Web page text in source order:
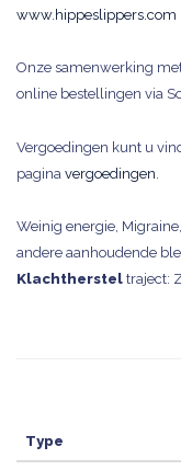
www.hippeslippers.com
Onze samenwerking
online bestellingen via
Vergoedingen kunt u
pagina vergoedingen.
Weinig energie,
andere aanhoudende
Klachtherstel traject:
Type